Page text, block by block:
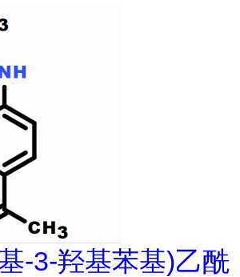
-3-羟基苯基)乙酰